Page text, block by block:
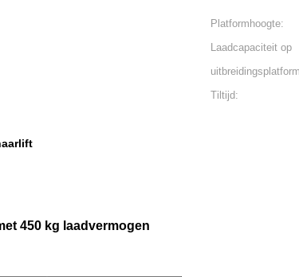
Platformhoogte:
Laadcapaciteit op
Tiltijd:
450 kg laadvermogen​